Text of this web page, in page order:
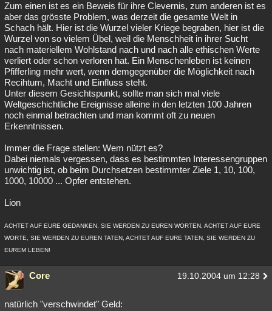
Zum einen ist es ein Beweis für ihre Clevernis, zum anderen ist es
aber das grösste Problem, was derzeit die gesamte Welt in
Schach hält. Hier ist die Wurzel vieler Kriege begraben, hier ist die
Wurzel von so vielem Übel, weil die Menschheit in ihrer Sucht
nach materiellem Wohlstand nach und nach alle ethischen Werte
verliert oder schon verloren hat. Ein Menschenleben ist keinen
Pfifferling mehr wert, wenn demgegenüber die Möglichkeit nach
Recihtum, Macht und Einfluss steht.
Unter diesem Gesichtspunkt, sollte man sich mal viele
Weltgeschichtliche Ereignisse alleine in den letzten 100 Jahren
noch einmal betrachten und man kommt oft zu neuen
Erkenntnissen.
Immer die Frage stellen: Wem nützt es?
Dabei niemals vergessen, dass es bestimmten Interessengruppen
unwichtig ist, ob beim Durchsetzen bestimmter Ziele 1, 10, 100,
1000, 10000 ... Opfer entstehen.
Lion
ACHTET AUF EURE GEDANKEN, SIE WERDEN ZU EUREN WORTEN, ACHTET AUF EURE
WORTE, SIE WERDEN ZU EUREN TATEN, ACHTET AUF EURE TATEN, SIE WERDEN ZU
EUREM LEBEN!
Core 19.10.2004 um 12:28
natürlich "verschwindet" Geld: